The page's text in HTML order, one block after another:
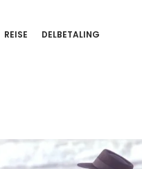
REISE DELBETALING